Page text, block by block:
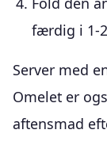
færdig i 1-
Server med
Omelet er
aftensmad